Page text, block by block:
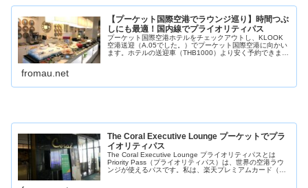
【プーケット国際空港でラウンジ巡り】時間つぶ
しにも最適！国内線でプライオリティパス
プーケット国際空港ホテルをチェックアウトし、KLOOK
空港送迎（A.05でした。）でプーケット国際空港に向かい
ます。ホテルの送迎車（THB1000）より安く予約できまし
fromau.net
The Coral Executive Lounge プーケットでプラ
イオリティパス
The Coral Executive Lounge プライオリティパスとは
Priority Pass（プライオリティパス）は、世界の空港ラウ
ンジが使えるパスです。私は、楽天プレミアムカード（年